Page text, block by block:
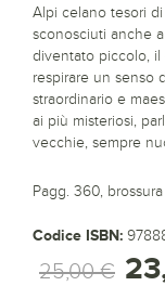
Alpi celano tesori
sconosciuti anche
diventato piccolo, il
respirare un senso
straordinario e
ai più misteriosi,
vecchie, sempre
Pagg. 360, brossura
Codice ISBN:
25,00 €